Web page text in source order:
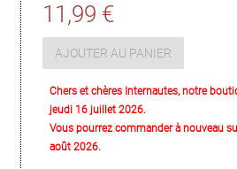
11,99 €
AJOUTER AU PANIER
Chers et chères Internautes, notre
jeudi 16 juillet 2026.
Vous pourrez commander à nouveau
août 2026.